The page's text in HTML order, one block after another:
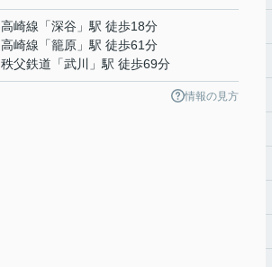
高崎線 「深谷 」駅 徒歩18分
高崎線 「籠原 」駅 徒歩61分
秩父鉄道 「武川 」駅 徒歩69分
情報の見方